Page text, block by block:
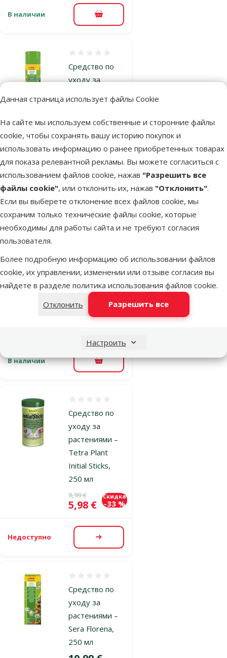
Данная страница использует файлы Cookie
На сайте мы используем собственные и сторонние файлы
cookie, чтобы сохранять вашу историю покупок и
использовать информацию о ранее приобретенных товарах
для показа релевантной рекламы. Вы можете согласиться с
использованием файлов cookie, нажав "Разрешить все
файлы cookie", или отклонить их, нажав "Отклонить".
Если вы выберете отклонение всех файлов cookie, мы
сохраним только технические файлы cookie, которые
необходимы для работы сайта и не требуют согласия
пользователя.
Более подробную информацию об использовании файлов
cookie, их управлении, изменении или отзыве согласия вы
найдете в разделе политика использования файлов cookie.
Отклонить
Разрешить все
Настроить
В наличии В корзину
Средство по
уходу за
Sera Florena,
100 мл
Исходная цена
5,99 €
Цена
4,78 €
Скидка
-20 %
Выгодно
🛍️
В наличии В корзину
Средство по
уходу за
растениями –
Sera Florenetta
A, 24 таб.
В наличии В корзину
Средство по
уходу за
растениями –
Tetra Plant
Initial Sticks,
250 мл
Исходная цена
8,99 €
Цена
5,98 €
Скидка
-33 %
Недоступно Посмотреть
Средство по
уходу за
растениями –
Sera Florena,
250 мл